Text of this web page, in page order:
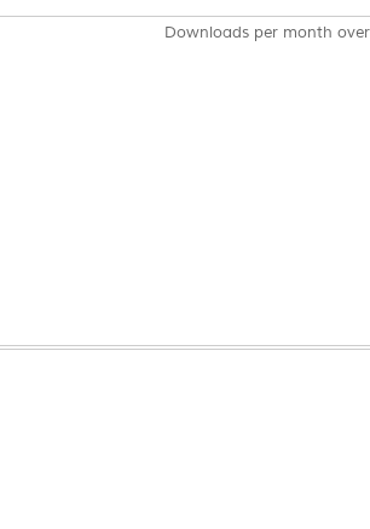
Downloads per month